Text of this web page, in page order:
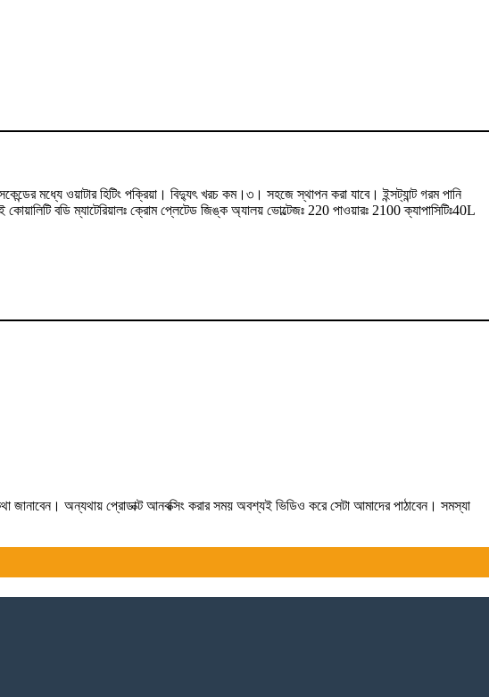
মধ্যে ওয়াটার হিটিং পক্রিয়া। বিদ্যুৎ খরচ কম।৩। সহজে স্থাপন করা যাবে। ইন্সট্যান্ট গরম পানি
বডি ম্যাটেরিয়ালঃ ক্রোম প্লেটেড জিঙ্ক অ্যালয় ভোল্টেজঃ 220 পাওয়ারঃ 2100 ক্যাপাসিটিঃ40L
জানাবেন। অন্যথায় প্রোডাক্ট আনবক্সিং করার সময় অবশ্যই ভিডিও করে সেটা আমাদের পাঠাবেন। সমস্যা